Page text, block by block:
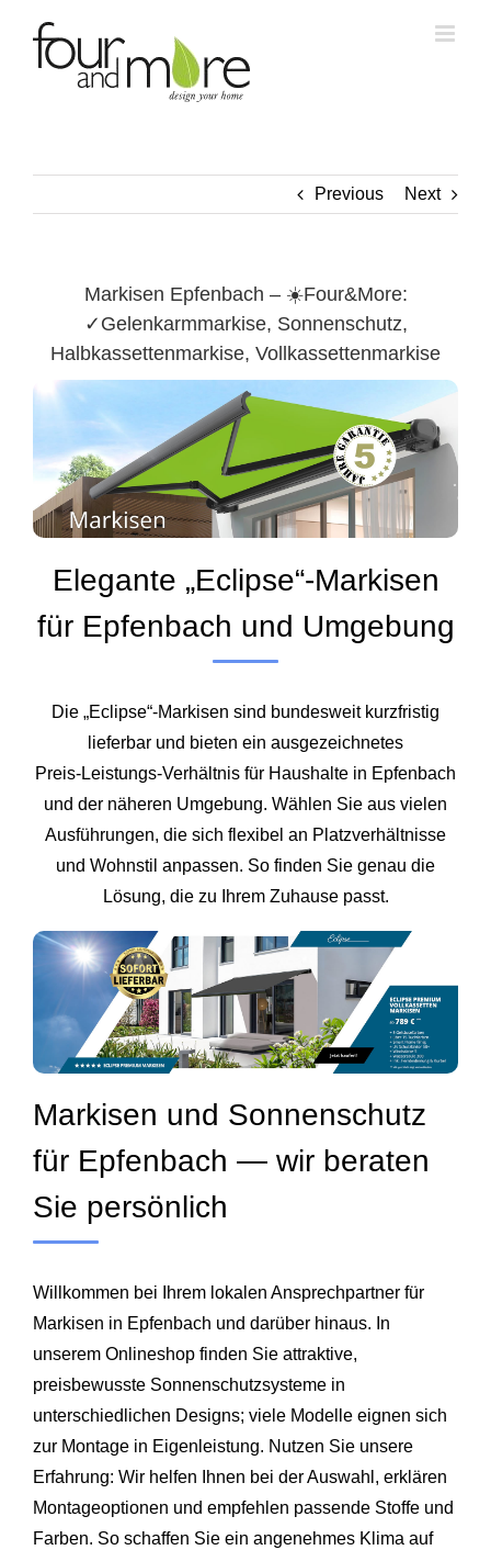
content
Previous Next
Markisen Epfenbach – ☀️Four&More:
✓Gelenkarmmarkise, Sonnenschutz,
Halbkassettenmarkise, Vollkassettenmarkise
Elegante „Eclipse“-Markisen
für Epfenbach und Umgebung
Die „Eclipse“-Markisen sind bundesweit kurzfristig
lieferbar und bieten ein ausgezeichnetes
Preis‑Leistungs‑Verhältnis für Haushalte in Epfenbach
und der näheren Umgebung. Wählen Sie aus vielen
Ausführungen, die sich flexibel an Platzverhältnisse
und Wohnstil anpassen. So finden Sie genau die
Lösung, die zu Ihrem Zuhause passt.
Markisen und Sonnenschutz
für Epfenbach — wir beraten
Sie persönlich
Willkommen bei Ihrem lokalen Ansprechpartner für
Markisen in Epfenbach und darüber hinaus. In
unserem Onlineshop finden Sie attraktive,
preisbewusste Sonnenschutzsysteme in
unterschiedlichen Designs; viele Modelle eignen sich
zur Montage in Eigenleistung. Nutzen Sie unsere
Erfahrung: Wir helfen Ihnen bei der Auswahl, erklären
Montageoptionen und empfehlen passende Stoffe und
Farben. So schaffen Sie ein angenehmes Klima auf